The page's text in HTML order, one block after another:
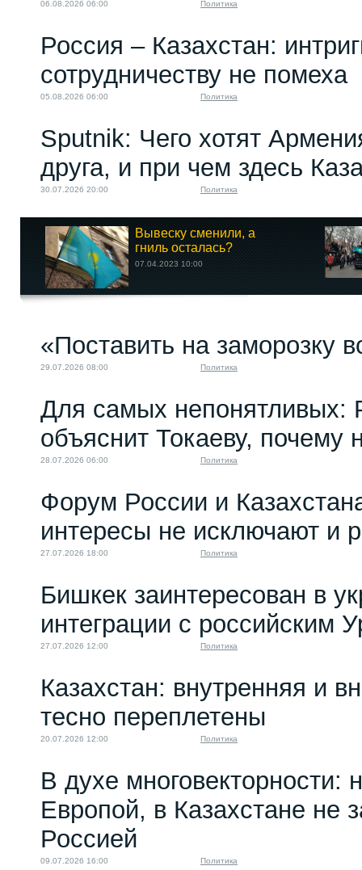
06.08.2026 06:00 Политика
Россия – Казахстан:
сотрудничеству не помеха
05.08.2026 06:00 Политика
Sputnik: Чего хотят
друга, и при чем здесь
30.07.2026 20:00 Политика
Вывеску сменили, а
гниль осталась?
07.04.2023 10:00
«Поставить на заморозку
29.07.2026 08:00 Политика
Для самых непонятливых:
объяснит Токаеву,
28.07.2026 06:00 Политика
Форум России и
интересы не исключают и
27.07.2026 18:00 Политика
Бишкек заинтересован в
интеграции с российским
27.07.2026 12:00 Политика
Казахстан: внутренняя и
тесно переплетены
20.07.2026 12:00 Политика
В духе многовекторности:
Европой, в Казахстане не
Россией
09.07.2026 16:00 Политика